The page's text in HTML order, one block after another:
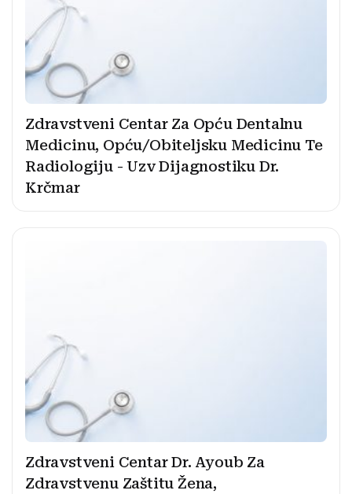
Zdravstveni Centar Za Opću Dentalnu
Medicinu, Opću/Obiteljsku Medicinu Te
Radiologiju - Uzv Dijagnostiku Dr.
Krčmar
Zdravstveni Centar Dr. Ayoub Za
Zdravstvenu Zaštitu Žena,